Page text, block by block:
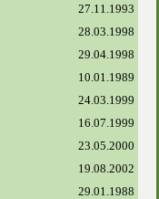
27.11.1993
28.03.1998
29.04.1998
10.01.1989
24.03.1999
16.07.1999
23.05.2000
19.08.2002
29.01.1988